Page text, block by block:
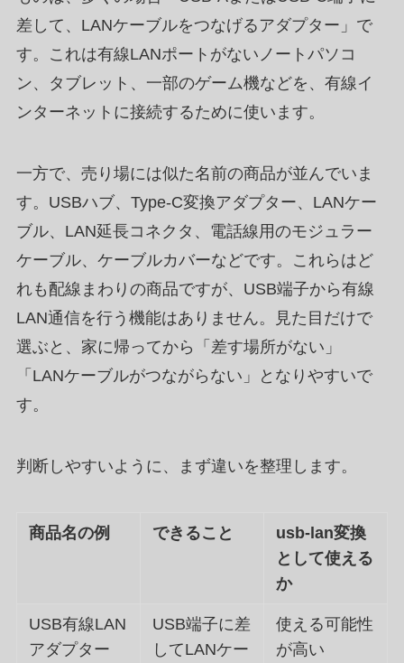
差して、LANケーブルをつなげるアダプター」で
す。これは有線LANポートがないノートパソコ
ン、タブレット、一部のゲーム機などを、有線イ
ンターネットに接続するために使います。
一方で、売り場には似た名前の商品が並んでいま
す。USBハブ、Type-C変換アダプター、LANケー
ブル、LAN延長コネクタ、電話線用のモジュラー
ケーブル、ケーブルカバーなどです。これらはど
れも配線まわりの商品ですが、USB端子から有線
LAN通信を行う機能はありません。見た目だけで
選ぶと、家に帰ってから「差す場所がない」
「LANケーブルがつながらない」となりやすいで
す。
判断しやすいように、まず違いを整理します。
商品名の例 できること
usb-lan変換
として使える
か
USB有線LAN
アダプター
USB端子に差
してLANケー
使える可能性
が高い